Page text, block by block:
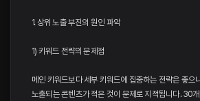
1. 상위 노출 부진의 원인 파악
1) 키워드 전략의 문제점
메인 키워드보다 세부 키워드에 집중하는 전략은 좋으
노출되는 콘텐츠가 적은 것이 문제로 지적됩니다. 30